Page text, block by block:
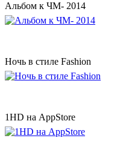
Альбом к ЧМ- 2014
Ночь в стиле Fashion
1HD на AppStore